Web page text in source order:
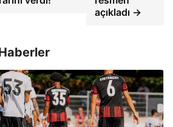
açıkladı →